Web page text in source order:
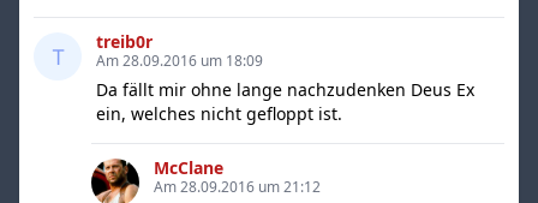
treib0r
Am 28.09.2016 um 18:09
Da fällt mir ohne lange nachzudenken Deus Ex
ein, welches nicht gefloppt ist.
McClane
Am 28.09.2016 um 21:12